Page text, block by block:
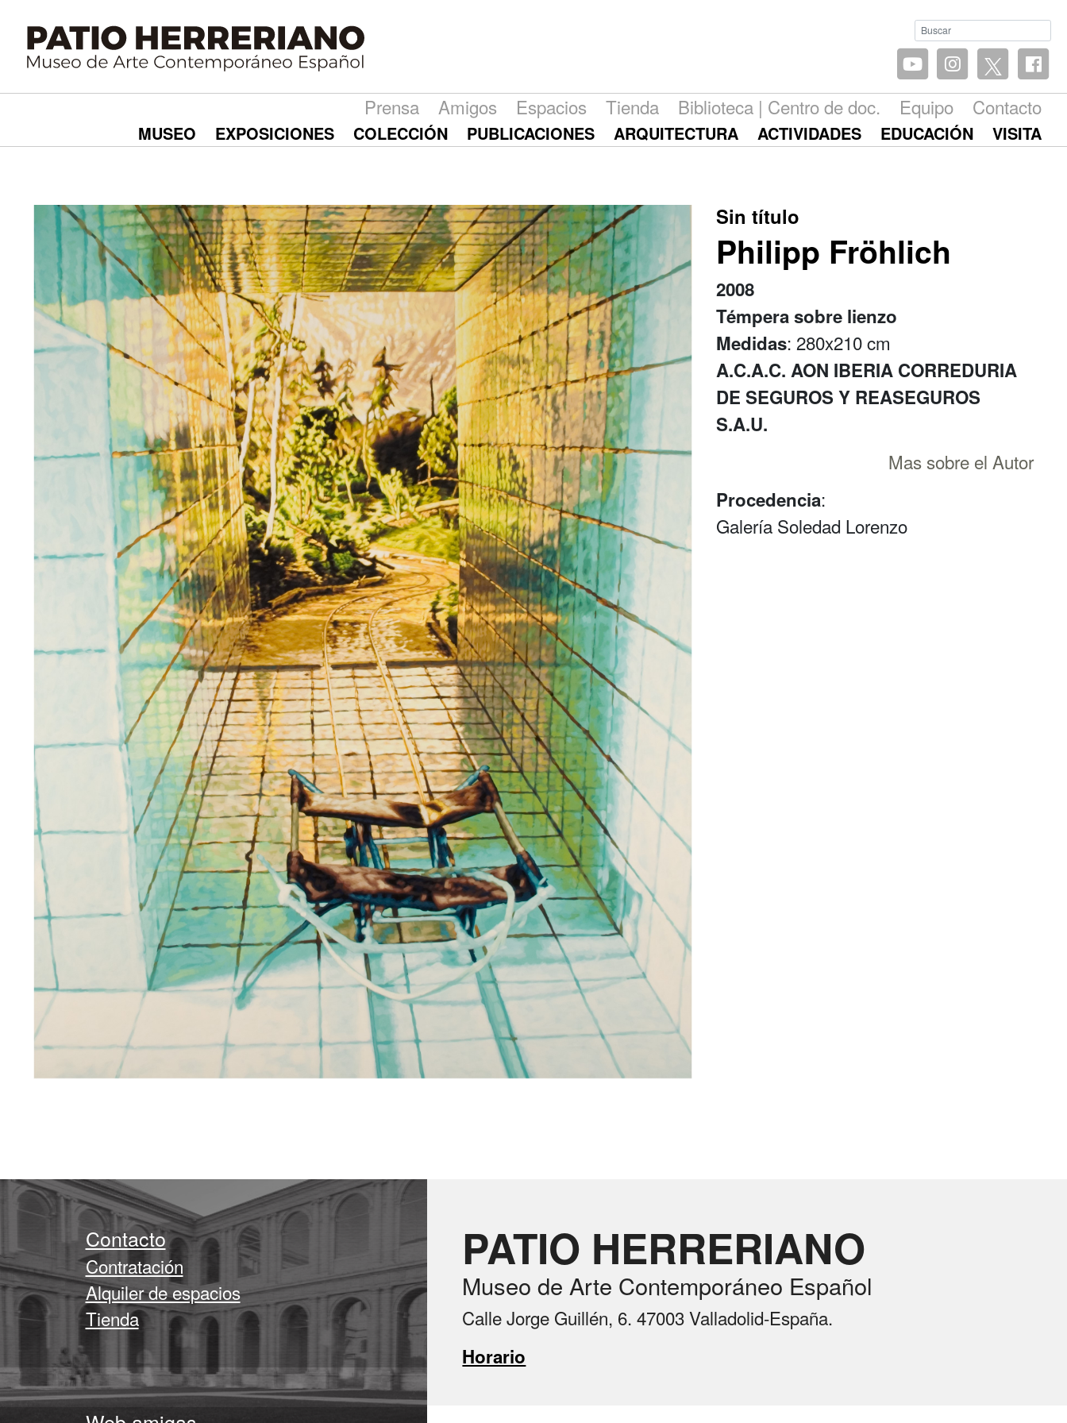
Prensa Amigos Espacios Tienda Biblioteca | Centro de doc. Equipo Contacto
MUSEO EXPOSICIONES COLECCIÓN PUBLICACIONES ARQUITECTURA ACTIVIDADES EDUCACIÓN VISITA
Sin título
Philipp Fröhlich
2008
Témpera sobre lienzo
Medidas: 280x210 cm
A.C.A.C. AON IBERIA CORREDURIA
DE SEGUROS Y REASEGUROS
S.A.U.
Mas sobre el Autor
Procedencia:
Galería Soledad Lorenzo
Contacto
Contratación
Alquiler de espacios
Tienda
PATIO HERRERIANO
Museo de Arte Contemporáneo Español
Calle Jorge Guillén, 6. 47003 Valladolid-España.
Horario